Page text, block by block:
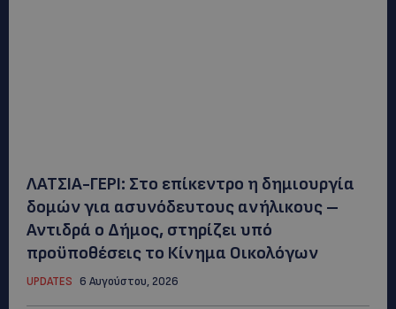
ΛΑΤΣΙΑ-ΓΕΡΙ: Στο επίκεντρο η δημιουργία
δομών για ασυνόδευτους ανήλικους –
Αντιδρά ο Δήμος, στηρίζει υπό
προϋποθέσεις το Κίνημα Οικολόγων
UPDATES 6 Αυγούστου, 2026